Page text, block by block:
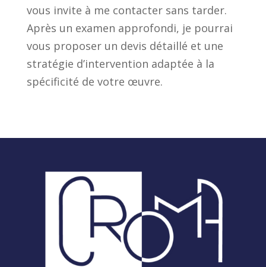
vous invite à me contacter sans tarder.
Après un examen approfondi, je pourrai
vous proposer un devis détaillé et une
stratégie d’intervention adaptée à la
spécificité de votre œuvre.